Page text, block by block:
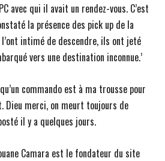
avec qui il avait un rendez-vous. C’est
la présence des pick up de la
intimé de descendre, ils ont jeté
vers une destination inconnue.’
commando est à ma trousse pour
Dieu merci, on meurt toujours de
il y a quelques jours.
Camara est le fondateur du site